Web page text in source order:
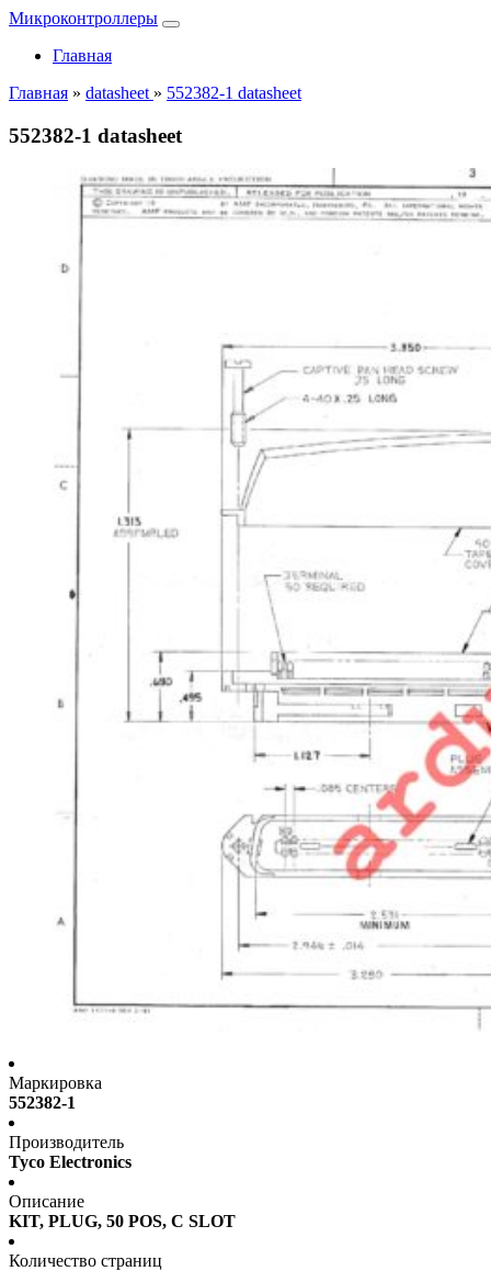
Микроконтроллеры
Главная
Главная » datasheet » 552382-1 datasheet
552382-1 datasheet
Маркировка
552382-1
Производитель
Tyco Electronics
Описание
KIT, PLUG, 50 POS, C SLOT
Количество страниц